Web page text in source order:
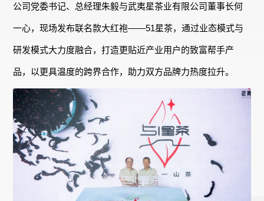
公司党委书记、总经理朱毅与武夷星茶业有限公司董事长何
一心，现场发布联名款大红袍——51星茶，通过业态模式与
研发模式大力度融合，打造更贴近产业用户的致富帮手产
品，以更具温度的跨界合作，助力双方品牌力热度拉升。